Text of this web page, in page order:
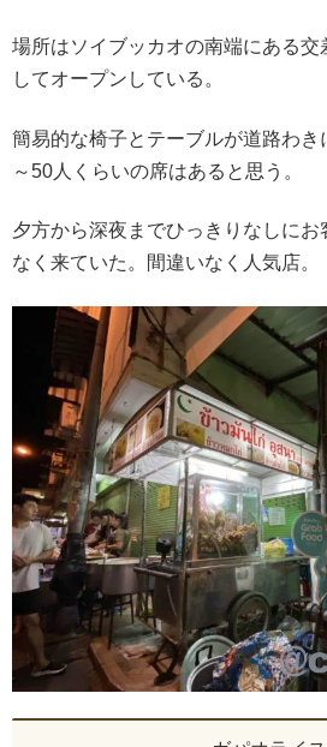
場所はソイブッカオの南端にある交
してオープンしている。
簡易的な椅子とテーブルが道路わ
～50人くらいの席はあると思う。
夕方から深夜までひっきりなしにお
なく来ていた。間違いなく人気店。